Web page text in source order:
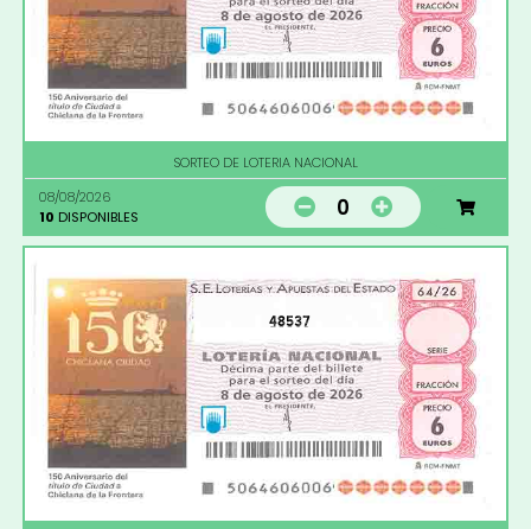
SORTEO DE LOTERIA NACIONAL
08/08/2026
10 DISPONIBLES 0
48537